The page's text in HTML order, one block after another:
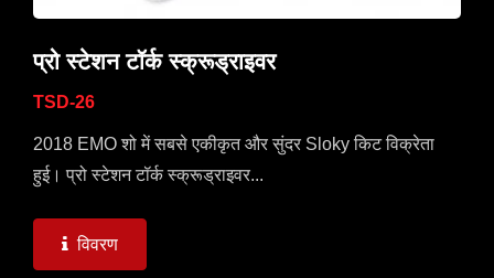
प्रो स्टेशन टॉर्क स्क्रूड्राइवर
TSD-26
2018 EMO शो में सबसे एकीकृत और सुंदर Sloky किट विक्रेता
हुई। प्रो स्टेशन टॉर्क स्क्रूड्राइवर...
विवरण